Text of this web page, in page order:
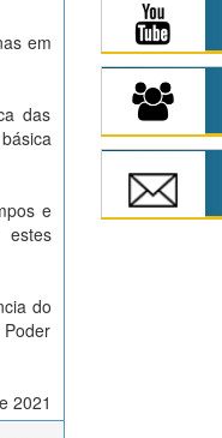
em
das
e
estes
do
2021